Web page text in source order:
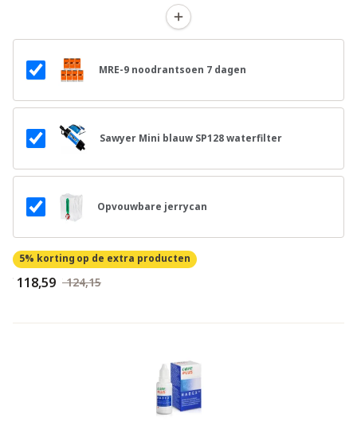
MRE-9 noodrantsoen 7 dagen
Sawyer Mini blauw SP128 waterfilter
Opvouwbare jerrycan
5% korting op de extra producten
€ 118,59 € 124,15